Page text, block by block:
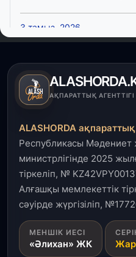
3 тамыз, 2026
Өңірлерде жаңа
пайдалануға берілді
3 тамыз, 2026
Қызылордада 300
салынып жатыр
1 тамыз, 2026
Кинопоиск Қазақстан
танымал онлайн-
31 шілде, 2026
Ақмола облысындағы
ұстаздар «Әділет»
айтты
АҚПАРАТТЫҚ АГЕНТТІГІ
ALASHORDA ақпараттық
Республикасы Мәдениет
министрлігінде 2025
тіркеліп, №
Алғашқы мемлекеттік
сәуірде жүргізіліп,
МЕНШІК ИЕСІ
«Әлихан» ЖК